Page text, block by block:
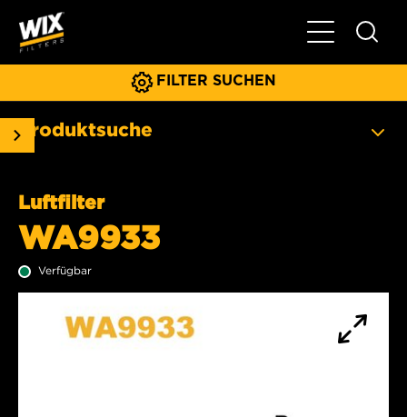
FILTER SUCHEN
Produktsuche
Luftfilter
WA9933
Verfügbar